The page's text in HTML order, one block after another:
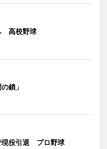
高校野球
の鎖」
現役引退 プロ野球